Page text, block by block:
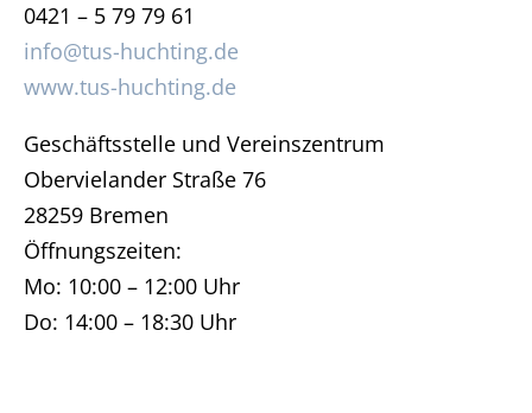
0421 – 5 79 79 61
info@tus-huchting.de
www.tus-huchting.de
Geschäftsstelle und Vereinszentrum
Obervielander Straße 76
28259 Bremen
Öffnungszeiten:
Mo: 10:00 – 12:00 Uhr
Do: 14:00 – 18:30 Uhr